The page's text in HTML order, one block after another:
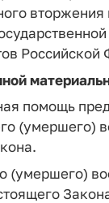
помощь
(умершего)
(умершего)